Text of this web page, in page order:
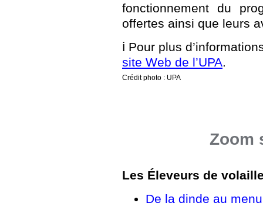
fonctionnement du
offertes ainsi que leurs
ℹ️ Pour plus
site Web de l’UPA.
Crédit photo : UPA
Zoom
Les Éleveurs de
De la dinde au